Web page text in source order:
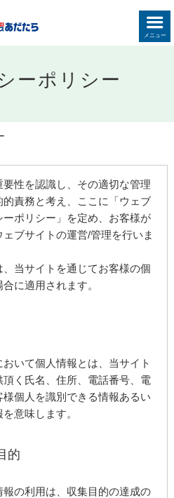
メニュー
ーポリシー
性を認識し、その適切な管理
責務と考え、ここに「ウェブ
ポリシー」を定め、お客様が
ブサイトの運営/管理を行いま
当サイトを通じてお客様の個
に適用されます。
いて個人情報とは、当サイト
く氏名、住所、電話番号、電
個人を識別できる情報あるい
意味します。
的
の利用は、収集目的の達成の